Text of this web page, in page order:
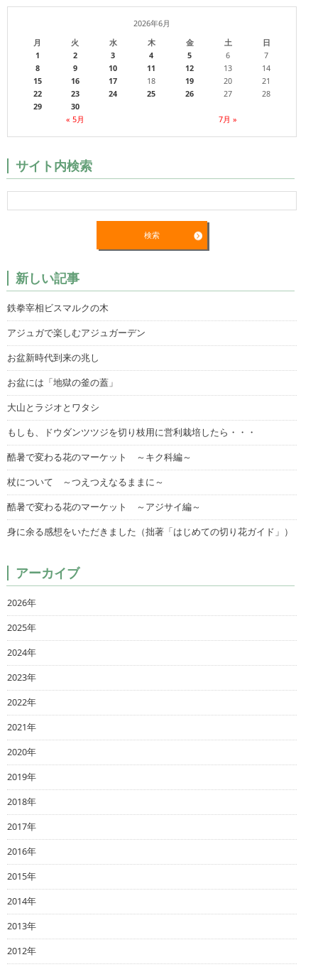
2026年6月
月
火 水 木 金 土 日
« 5月 7月 »
1 2 3 4 5 6
7
8
9 10 11 12 13
14
15
16 17 18 19 20
21
22
23 24 25 26 27
28
29
30
サイト内検索
新しい記事
鉄拳宰相ビスマルクの木
アジュガで楽しむアジュガーデン
お盆新時代到来の兆し
お盆には「地獄の釜の蓋」
大山とラジオとワタシ
もしも、ドウダンツツジを切り枝用に営利栽培したら・・・
酷暑で変わる花のマーケット ～キク科編～
杖について ～つえつえなるままに～
酷暑で変わる花のマーケット ～アジサイ編～
身に余る感想をいただきました（拙著「はじめての切り花ガイド」）
アーカイブ
2026年
2025年
2024年
2023年
2022年
2021年
2020年
2019年
2018年
2017年
2016年
2015年
2014年
2013年
2012年